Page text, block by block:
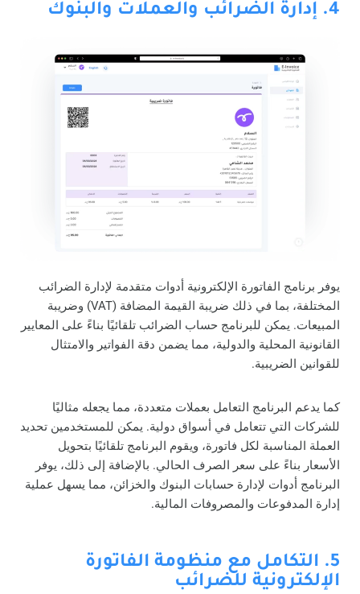
4. إدارة الضرائب والعملات والبنوك
يوفر برنامج الفاتورة الإلكترونية أدوات متقدمة لإدارة الضرائب
المختلفة، بما في ذلك ضريبة القيمة المضافة (VAT) وضريبة
المبيعات. يمكن للبرنامج حساب الضرائب تلقائيًا بناءً على المعايير
القانونية المحلية والدولية، مما يضمن دقة الفواتير والامتثال
للقوانين الضريبية.
كما يدعم البرنامج التعامل بعملات متعددة، مما يجعله مثاليًا
للشركات التي تتعامل في أسواق دولية. يمكن للمستخدمين تحديد
العملة المناسبة لكل فاتورة، ويقوم البرنامج تلقائيًا بتحويل
الأسعار بناءً على سعر الصرف الحالي. بالإضافة إلى ذلك، يوفر
البرنامج أدوات لإدارة حسابات البنوك والخزائن، مما يسهل عملية
إدارة المدفوعات والمصروفات المالية.
5. التكامل مع منظومة الفاتورة
الإلكترونية للضرائب